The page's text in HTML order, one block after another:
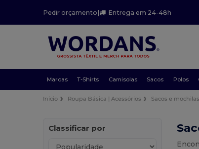
Pedir orçamento| Entrega em 24-48h
Marcas T-Shirts Camisolas Sacos Polos
Início Roupa Básica | Acessórios Sacos e mochilas
Classificar por